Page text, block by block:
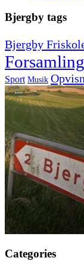
Bjergby tags
Bjergby
Sport Musik
Categories